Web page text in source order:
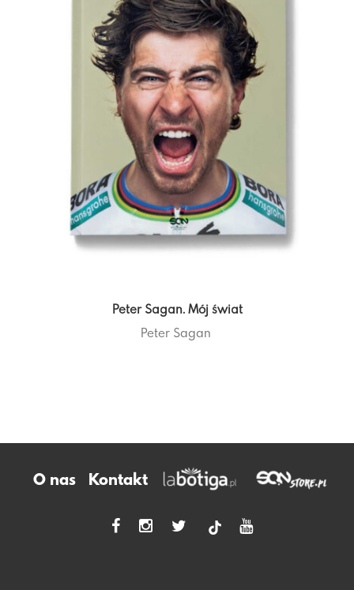
Peter Sagan. Mój świat
Peter Sagan
O nas Kontakt
tiktok